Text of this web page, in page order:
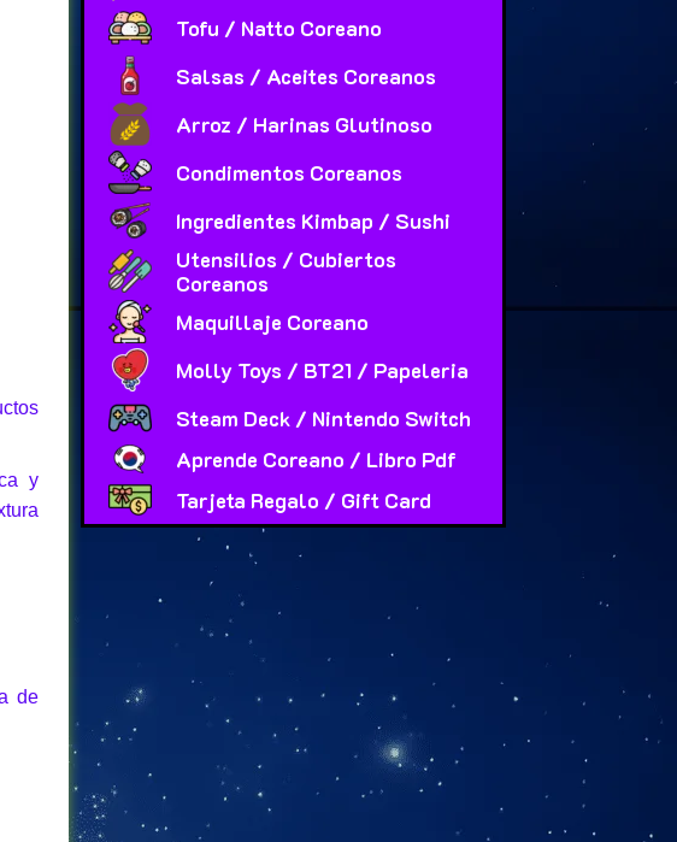
y
de
Tofu / Natto Coreano
Salsas / Aceites Coreanos
Arroz / Harinas Glutinoso
Condimentos Coreanos
Ingredientes Kimbap / Sushi
Utensilios / Cubiertos
Coreanos
Maquillaje Coreano
Molly Toys / BT21 / Papeleria
Steam Deck / Nintendo Switch
Aprende Coreano / Libro Pdf
Tarjeta Regalo / Gift Card